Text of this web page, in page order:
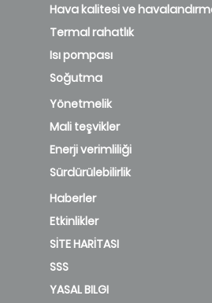
Hava kalitesi ve
Termal rahatlık
Isı pompası
Soğutma
Yönetmelik
Mali teşvikler
Enerji verimliliği
Sürdürülebilirlik
Haberler
Etkinlikler
SİTE HARİTASI
SSS
YASAL BILGI